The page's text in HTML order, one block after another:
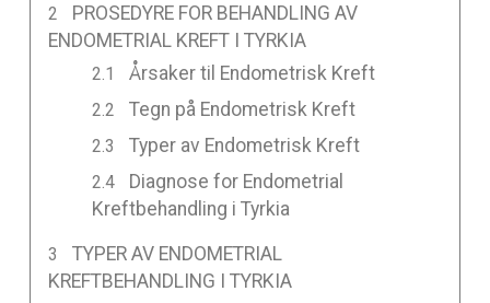
PROSEDYRE FOR BEHANDLING AV
ENDOMETRIAL KREFT I TYRKIA
Årsaker til Endometrisk Kreft
Tegn på Endometrisk Kreft
Typer av Endometrisk Kreft
Diagnose for Endometrial
Kreftbehandling i Tyrkia
TYPER AV ENDOMETRIAL
KREFTBEHANDLING I TYRKIA